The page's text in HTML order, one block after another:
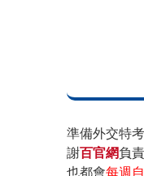
準備外交特
謝百官網負
也都會每週